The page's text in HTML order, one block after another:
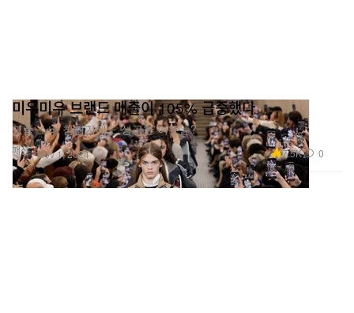
패션
미우미우 브랜드 매출이 105% 급증했다
명품 소비 침체기에도 성공한 이유는?
Nov 1, 2024 7.5K 0